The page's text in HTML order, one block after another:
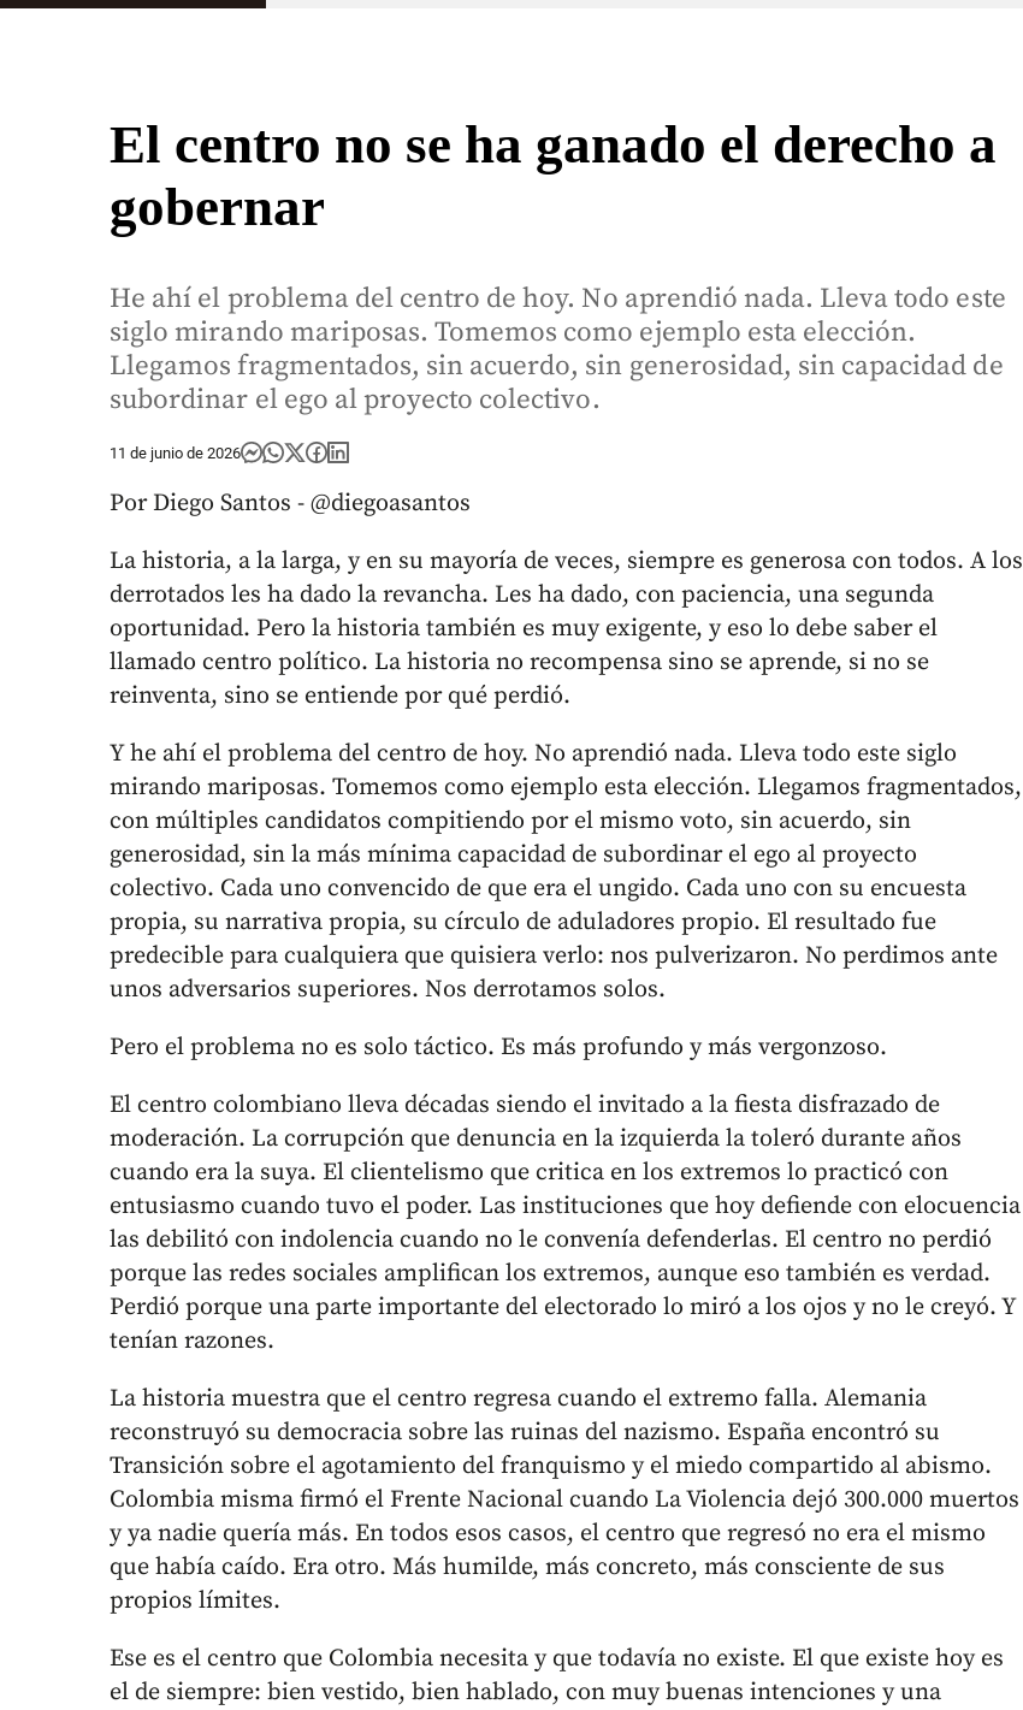
El centro no se ha ganado el derecho a
gobernar
He ahí el problema del centro de hoy. No aprendió nada. Lleva todo este
siglo mirando mariposas. Tomemos como ejemplo esta elección.
Llegamos fragmentados, sin acuerdo, sin generosidad, sin capacidad de
subordinar el ego al proyecto colectivo.
11 de junio de 2026
Por Diego Santos - @diegoasantos
La historia, a la larga, y en su mayoría de veces, siempre es generosa con todos. A los
derrotados les ha dado la revancha. Les ha dado, con paciencia, una segunda
oportunidad. Pero la historia también es muy exigente, y eso lo debe saber el
llamado centro político. La historia no recompensa sino se aprende, si no se
reinventa, sino se entiende por qué perdió.
Y he ahí el problema del centro de hoy. No aprendió nada. Lleva todo este siglo
mirando mariposas. Tomemos como ejemplo esta elección. Llegamos fragmentados,
con múltiples candidatos compitiendo por el mismo voto, sin acuerdo, sin
generosidad, sin la más mínima capacidad de subordinar el ego al proyecto
colectivo. Cada uno convencido de que era el ungido. Cada uno con su encuesta
propia, su narrativa propia, su círculo de aduladores propio. El resultado fue
predecible para cualquiera que quisiera verlo: nos pulverizaron. No perdimos ante
unos adversarios superiores. Nos derrotamos solos.
Pero el problema no es solo táctico. Es más profundo y más vergonzoso.
El centro colombiano lleva décadas siendo el invitado a la fiesta disfrazado de
moderación. La corrupción que denuncia en la izquierda la toleró durante años
cuando era la suya. El clientelismo que critica en los extremos lo practicó con
entusiasmo cuando tuvo el poder. Las instituciones que hoy defiende con elocuencia
las debilitó con indolencia cuando no le convenía defenderlas. El centro no perdió
porque las redes sociales amplifican los extremos, aunque eso también es verdad.
Perdió porque una parte importante del electorado lo miró a los ojos y no le creyó. Y
tenían razones.
La historia muestra que el centro regresa cuando el extremo falla. Alemania
reconstruyó su democracia sobre las ruinas del nazismo. España encontró su
Transición sobre el agotamiento del franquismo y el miedo compartido al abismo.
Colombia misma firmó el Frente Nacional cuando La Violencia dejó 300.000 muertos
y ya nadie quería más. En todos esos casos, el centro que regresó no era el mismo
que había caído. Era otro. Más humilde, más concreto, más consciente de sus
propios límites.
Ese es el centro que Colombia necesita y que todavía no existe. El que existe hoy es
el de siempre: bien vestido, bien hablado, con muy buenas intenciones y una